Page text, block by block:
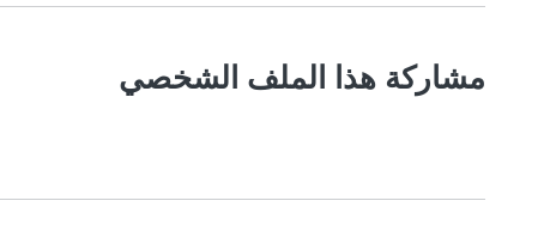
مشاركة هذا الملف الشخصي